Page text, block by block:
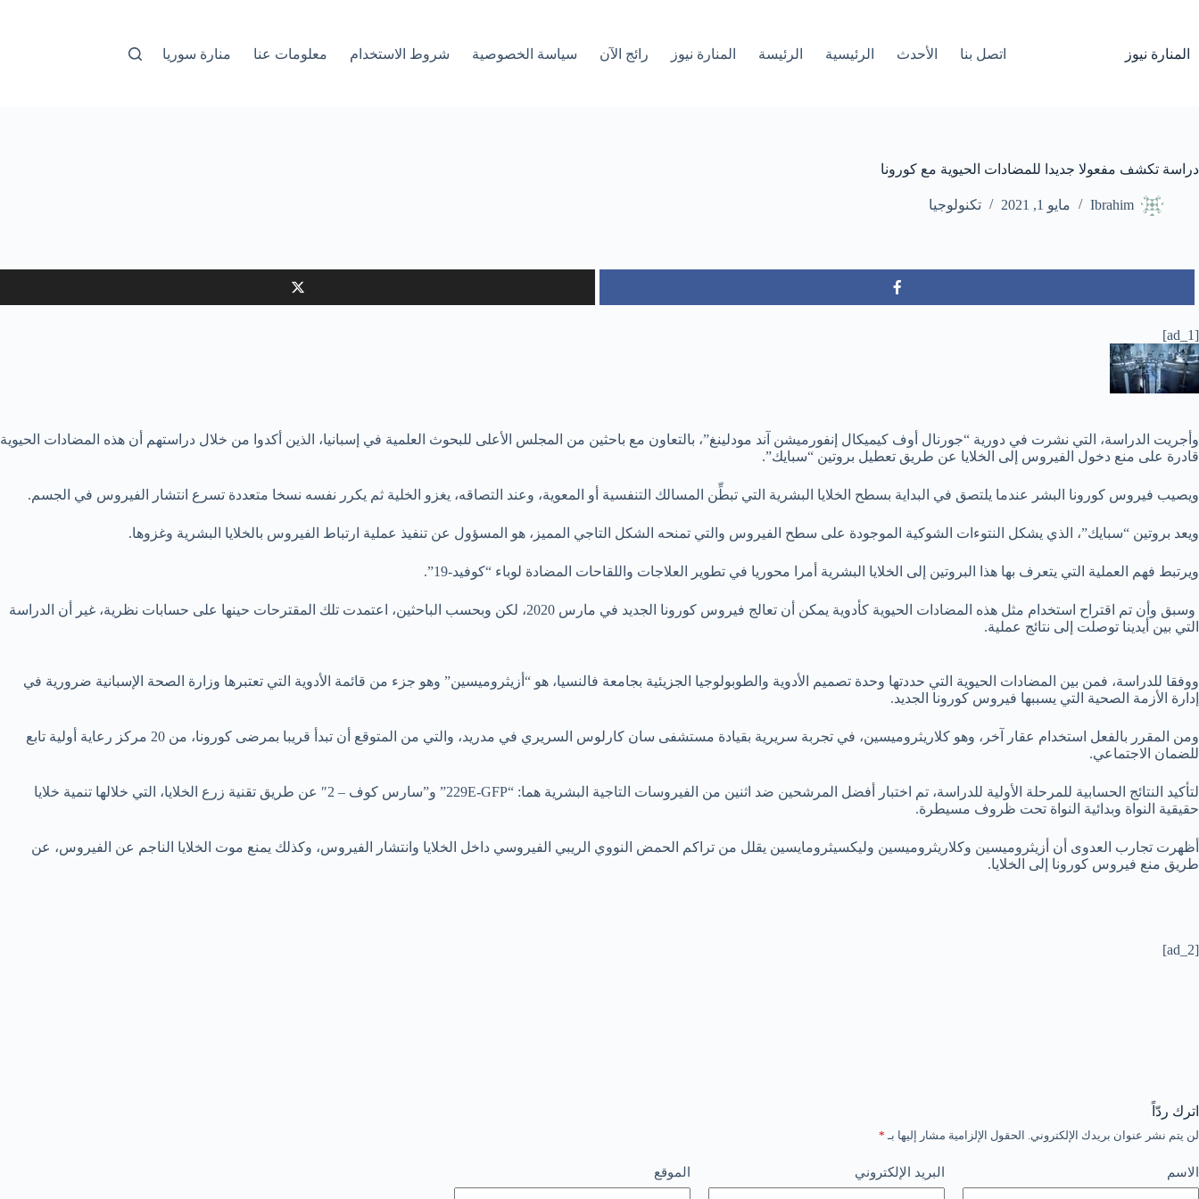
المنارة نيوز اتصل بنا الأحدث الرئيسية الرئیسة المنارة نيوز رائج الآن سياسة الخصوصية شروط الاستخدام معلومات عنا منارة سوريا
دراسة تكشف مفعولا جديدا للمضادات الحيوية مع كورونا
Ibrahim مايو 1, 2021 تكنولوجيا
[ad_1]
وأجريت الدراسة، التي نشرت في دورية “جورنال أوف كيميكال إنفورميشن آند مودلينغ”، بالتعاون مع باحثين من المجلس الأعلى للبحوث العلمية في إسبانيا، الذين أكدوا من خلال دراستهم أن هذه المضادات الحيوية
قادرة على منع دخول الفيروس إلى الخلايا عن طريق تعطيل بروتين “سبايك”.
ويصيب فيروس كورونا البشر عندما يلتصق في البداية بسطح الخلايا البشرية التي تبطِّن المسالك التنفسية أو المعوية، وعند التصاقه، يغزو الخلية ثم يكرر نفسه نسخا متعددة تسرع انتشار الفيروس في الجسم.
ويعد بروتين “سبايك”، الذي يشكل النتوءات الشوكية الموجودة على سطح الفيروس والتي تمنحه الشكل التاجي المميز، هو المسؤول عن تنفيذ عملية ارتباط الفيروس بالخلايا البشرية وغزوها.
ويرتبط فهم العملية التي يتعرف بها هذا البروتين إلى الخلايا البشرية أمرا محوريا في تطوير العلاجات واللقاحات المضادة لوباء “كوفيد-19”.
وسبق وأن تم اقتراح استخدام مثل هذه المضادات الحيوية كأدوية يمكن أن تعالج فيروس كورونا الجديد في مارس 2020، لكن وبحسب الباحثين، اعتمدت تلك المقترحات حينها على حسابات نظرية، غير أن الدراسة
التي بين أيدينا توصلت إلى نتائج عملية.
ووفقا للدراسة، فمن بين المضادات الحيوية التي حددتها وحدة تصميم الأدوية والطوبولوجيا الجزيئية بجامعة فالنسيا، هو “أزيثروميسين” وهو جزء من قائمة الأدوية التي تعتبرها وزارة الصحة الإسبانية ضرورية في
إدارة الأزمة الصحية التي يسببها فيروس كورونا الجديد.
ومن المقرر بالفعل استخدام عقار آخر، وهو كلاريثروميسين، في تجربة سريرية بقيادة مستشفى سان كارلوس السريري في مدريد، والتي من المتوقع أن تبدأ قريبا بمرضى كورونا، من 20 مركز رعاية أولية تابع
للضمان الاجتماعي.
لتأكيد النتائج الحسابية للمرحلة الأولية للدراسة، تم اختبار أفضل المرشحين ضد اثنين من الفيروسات التاجية البشرية هما: “229E-GFP” و”سارس كوف – 2″ عن طريق تقنية زرع الخلايا، التي خلالها تنمية خلايا
حقيقية النواة وبدائية النواة تحت ظروف مسيطرة.
أظهرت تجارب العدوى أن أزيثروميسين وكلاريثروميسين وليكسيثرومايسين يقلل من تراكم الحمض النووي الريبي الفيروسي داخل الخلايا وانتشار الفيروس، وكذلك يمنع موت الخلايا الناجم عن الفيروس، عن
طريق منع فيروس كورونا إلى الخلايا.
[ad_2]
اترك ردّاً
لن يتم نشر عنوان بريدك الإلكتروني. الحقول الإلزامية مشار إليها بـ *
الاسم البريد الإلكتروني الموقع